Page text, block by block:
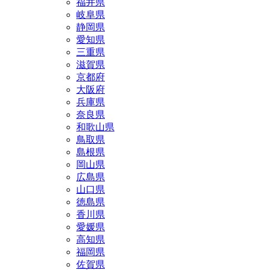
岐阜県
静岡県
愛知県
三重県
滋賀県
京都府
大阪府
兵庫県
奈良県
和歌山県
鳥取県
島根県
岡山県
広島県
山口県
徳島県
香川県
愛媛県
高知県
福岡県
佐賀県